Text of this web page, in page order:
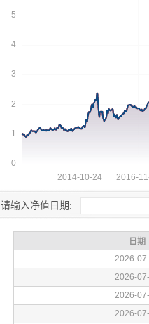
请输入净值日期: